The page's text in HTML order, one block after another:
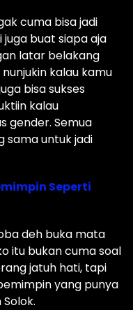
cuma bisa jadi
buat siapa aja
latar belakang
kalau kamu
bisa sukses
kalau
gender. Semua
sama untuk jadi
Seperti
deh buka mata
itu bukan cuma soal
jatuh hati, tapi
yang punya